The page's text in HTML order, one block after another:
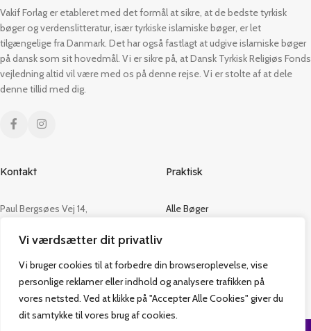
Vi værdsætter dit privatliv
Vi bruger cookies til at forbedre din browseroplevelse, vise
personlige reklamer eller indhold og analysere trafikken på
vores netsted. Ved at klikke på "Accepter Alle Cookies" giver du
dit samtykke til vores brug af cookies.
Vakif Forlag er etableret med det formål at sikre, at de bedste tyrkisk
bøger og verdenslitteratur, især tyrkiske islamiske bøger, er let
tilgængelige fra Danmark. Det har også fastlagt at udgive islamiske bøger
på dansk som sit hovedmål. Vi er sikre på, at Dansk Tyrkisk Religiøs Fonds
vejledning altid vil være med os på denne rejse. Vi er stolte af at dele
denne tillid med dig.
Kontakt
Paul Bergsøes Vej 14,
CVR: 42813915
admin@vakifforlag.dk
+45 26 24 2354
Praktisk
Alle Bøger
Kontakt